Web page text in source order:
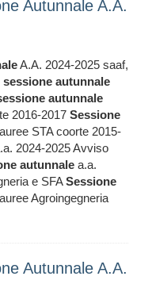
Autunnale A.A.
A.A. 2024-2025 saaf,
sessione autunnale
autunnale
2016-2017 Sessione
STA coorte 2015-
2024-2025 Avviso
autunnale a.a.
e SFASessione
Agroingegneria
Autunnale A.A.